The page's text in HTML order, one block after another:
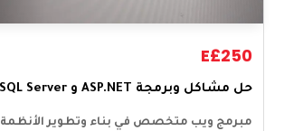
حل مشاكل وبرمجة ASP.NET و SQL Server
مبرمج ويب متخصص في بناء وتطوير الأنظمة
E£250